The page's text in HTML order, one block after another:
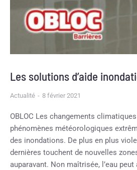
Les solutions d’aide
Actualité 8 février 2021
OBLOC Les changements
phénomènes météorologiques
des inondations. De plus en plus
dernières touchent de nouvelles
auparavant. Non maîtrisée, l’eau